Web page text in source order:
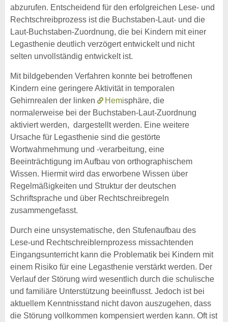
abzurufen. Entscheidend für den erfolgreichen Lese- und
Rechtschreibprozess ist die Buchstaben-Laut- und die
Laut-Buchstaben-Zuordnung, die bei Kindern mit einer
Legasthenie deutlich verzögert entwickelt und nicht
selten unvollständig entwickelt ist.
Mit bildgebenden Verfahren konnte bei betroffenen
Kindern eine geringere Aktivität in temporalen
Gehirnrealen der linken
Hemisphäre, die
normalerweise bei der Buchstaben-Laut-Zuordnung
aktiviert werden, dargestellt werden. Eine weitere
Ursache für Legasthenie sind die gestörte
Wortwahrnehmung und -verarbeitung, eine
Beeinträchtigung im Aufbau von orthographischem
Wissen. Hiermit wird das erworbene Wissen über
Regelmäßigkeiten und Struktur der deutschen
Schriftsprache und über Rechtschreibregeln
zusammengefasst.
Durch eine unsystematische, den Stufenaufbau des
Lese-und Rechtschreiblernprozess missachtenden
Eingangsunterricht kann die Problematik bei Kindern mit
einem Risiko für eine Legasthenie verstärkt werden. Der
Verlauf der Störung wird wesentlich durch die schulische
und familiäre Unterstützung beeinflusst. Jedoch ist bei
aktuellem Kenntnisstand nicht davon auszugehen, dass
die Störung vollkommen kompensiert werden kann. Oft ist